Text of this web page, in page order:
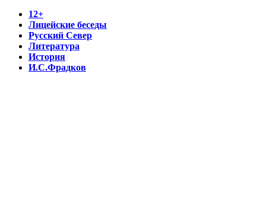
12+
Лицейские беседы
Русский Север
Литература
История
И.С.Фрадков